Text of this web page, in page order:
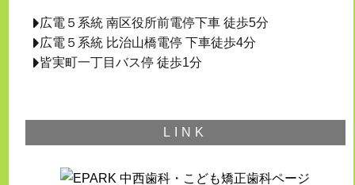
広電５系統 南区役所前電停下車 徒歩5分
広電５系統 比治山橋電停 下車徒歩4分
皆実町一丁目バス停 徒歩1分
LINK